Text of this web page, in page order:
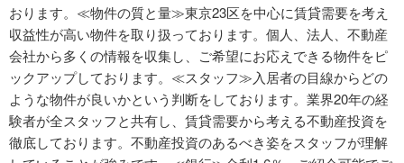
おります。≪物件の質と量≫東京23区を中心に賃貸需要を考え
収益性が高い物件を取り扱っております。個人、法人、不動産
会社から多くの情報を収集し、ご希望にお応えできる物件をピ
ックアップしております。≪スタッフ≫入居者の目線からどの
ような物件が良いかという判断をしております。業界20年の経
験者が全スタッフと共有し、賃貸需要から考える不動産投資を
徹底しております。不動産投資のあるべき姿をスタッフが理解